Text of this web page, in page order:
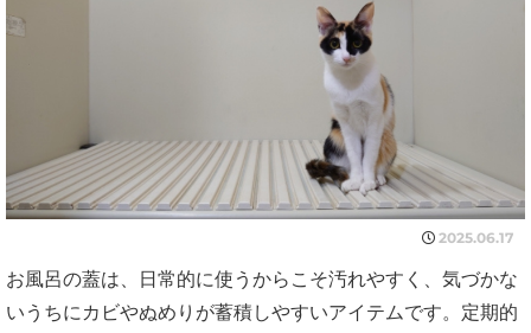
2025.06.17
お風呂の蓋は、日常的に使うからこそ汚れやすく、気づかな
いうちにカビやぬめりが蓄積しやすいアイテムです。定期的